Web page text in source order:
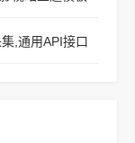
,通用API接口